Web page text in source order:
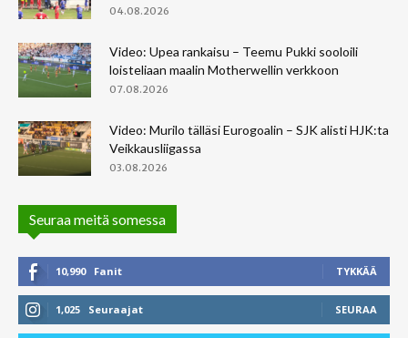
04.08.2026
Video: Upea rankaisu – Teemu Pukki sooloili
loisteliaan maalin Motherwellin verkkoon
07.08.2026
Video: Murilo tälläsi Eurogoalin – SJK alisti HJK:ta
Veikkausliigassa
03.08.2026
Seuraa meitä somessa
10,990 Fanit TYKKÄÄ
1,025 Seuraajat SEURAA